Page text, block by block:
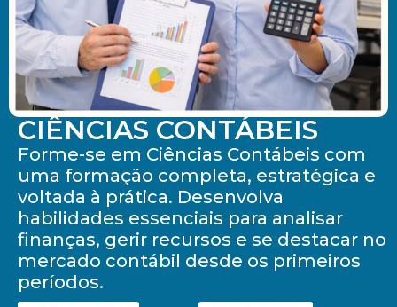
CIÊNCIAS CONTÁBEIS
Forme-se em Ciências Contábeis com
uma formação completa, estratégica e
voltada à prática. Desenvolva
habilidades essenciais para analisar
finanças, gerir recursos e se destacar no
mercado contábil desde os primeiros
períodos.